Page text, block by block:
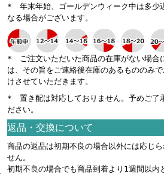
* 年末年始、ゴールデンウィーク中は多少
なる場合がございます。
* ご注文いただいた商品の在庫がない場合
は、その旨をご連絡後在庫のあるもののみで
けさせていただきます。
* 置き配は対応しておりません。予めご了
ださい。
返品・交換について
商品の返品は初期不良の場合以外には応じら
せん。
初期不良の場合でも商品到着より1週間以内